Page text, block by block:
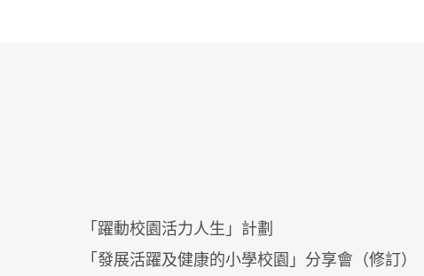
「躍動校園活力人生」計劃
「發展活躍及健康的小學校園」分享會（修訂）